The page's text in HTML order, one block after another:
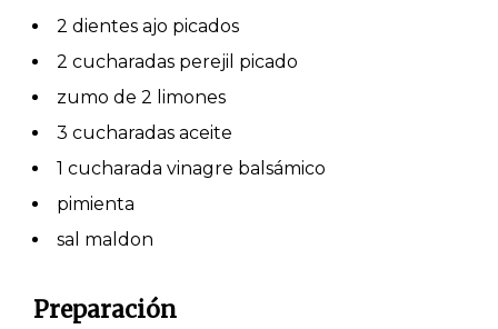
2 dientes ajo picados
2 cucharadas perejil picado
zumo de 2 limones
3 cucharadas aceite
1 cucharada vinagre balsámico
pimienta
sal maldon
Preparación